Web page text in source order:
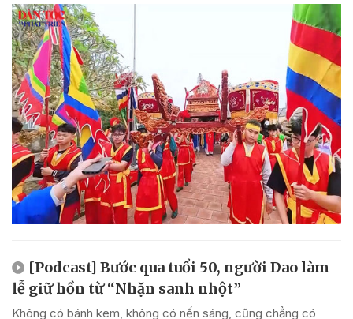
[Podcast] Bước qua tuổi 50, người Dao làm
lễ giữ hồn từ “Nhặn sanh nhột”
Không có bánh kem, không có nến sáng, cũng chẳng có